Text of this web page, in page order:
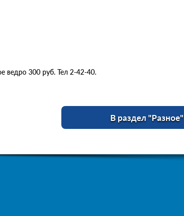
ведро 300 руб. Тел 2-42-40.
В раздел "Разное"